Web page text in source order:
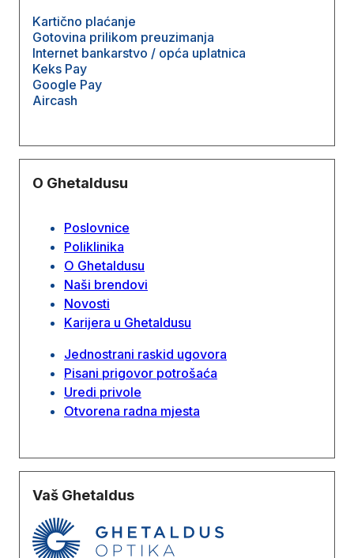
Kartično plaćanje
Gotovina prilikom preuzimanja
Internet bankarstvo / opća uplatnica
Keks Pay
Google Pay
Aircash
O Ghetaldusu
Poslovnice
Poliklinika
O Ghetaldusu
Naši brendovi
Novosti
Karijera u Ghetaldusu
Jednostrani raskid ugovora
Pisani prigovor potrošaća
Uredi privole
Otvorena radna mjesta
Vaš Ghetaldus